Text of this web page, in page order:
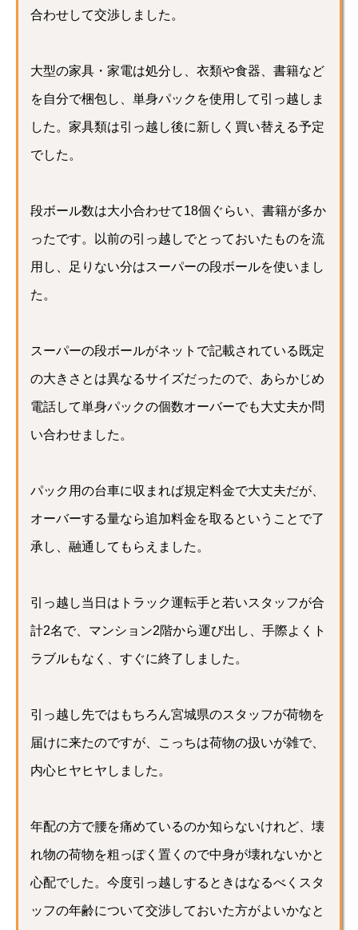
合わせして交渉しました。
大型の家具・家電は処分し、衣類や食器、書籍など
を自分で梱包し、単身パックを使用して引っ越しま
した。家具類は引っ越し後に新しく買い替える予定
でした。
段ボール数は大小合わせて18個ぐらい、書籍が多か
ったです。以前の引っ越しでとっておいたものを流
用し、足りない分はスーパーの段ボールを使いまし
た。
スーパーの段ボールがネットで記載されている既定
の大きさとは異なるサイズだったので、あらかじめ
電話して単身パックの個数オーバーでも大丈夫か問
い合わせました。
パック用の台車に収まれば規定料金で大丈夫だが、
オーバーする量なら追加料金を取るということで了
承し、融通してもらえました。
引っ越し当日はトラック運転手と若いスタッフが合
計2名で、マンション2階から運び出し、手際よくト
ラブルもなく、すぐに終了しました。
引っ越し先ではもちろん宮城県のスタッフが荷物を
届けに来たのですが、こっちは荷物の扱いが雑で、
内心ヒヤヒヤしました。
年配の方で腰を痛めているのか知らないけれど、壊
れ物の荷物を粗っぽく置くので中身が壊れないかと
心配でした。今度引っ越しするときはなるべくスタ
ッフの年齢について交渉しておいた方がよいかなと